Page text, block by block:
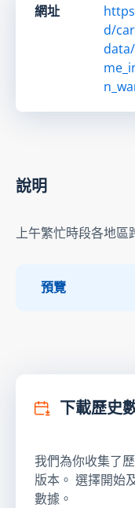
網址
d/
說明
上午繁忙時段各地區
預覽
下載歷史
我們為你收集了
版本。 選擇開始
數據。